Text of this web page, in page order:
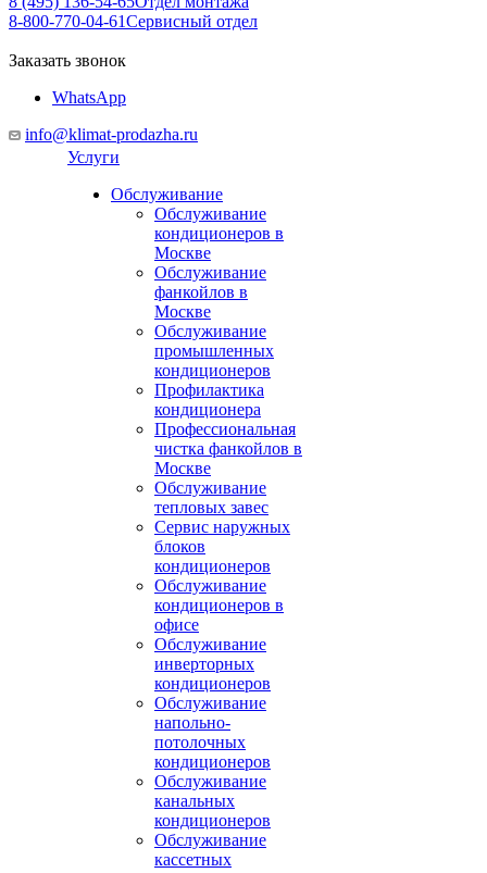
8-800-770-04-61Сервисный отдел
Заказать звонок
WhatsApp
info@klimat-prodazha.ru
Услуги
Обслуживание
Обслуживание
кондиционеров в
Москве
Обслуживание
фанкойлов в
Москве
Обслуживание
промышленных
кондиционеров
Профилактика
кондиционера
Профессиональная
чистка фанкойлов в
Москве
Обслуживание
тепловых завес
Сервис наружных
блоков
кондиционеров
Обслуживание
кондиционеров в
офисе
Обслуживание
инверторных
кондиционеров
Обслуживание
напольно-
потолочных
кондиционеров
Обслуживание
канальных
кондиционеров
Обслуживание
кассетных